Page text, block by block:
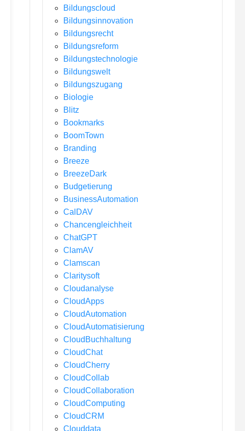
Bildungscloud
Bildungsinnovation
Bildungsrecht
Bildungsreform
Bildungstechnologie
Bildungswelt
Bildungszugang
Biologie
Blitz
Bookmarks
BoomTown
Branding
Breeze
BreezeDark
Budgetierung
BusinessAutomation
CalDAV
Chancengleichheit
ChatGPT
ClamAV
Clamscan
Claritysoft
Cloudanalyse
CloudApps
CloudAutomation
CloudAutomatisierung
CloudBuchhaltung
CloudChat
CloudCherry
CloudCollab
CloudCollaboration
CloudComputing
CloudCRM
Clouddata